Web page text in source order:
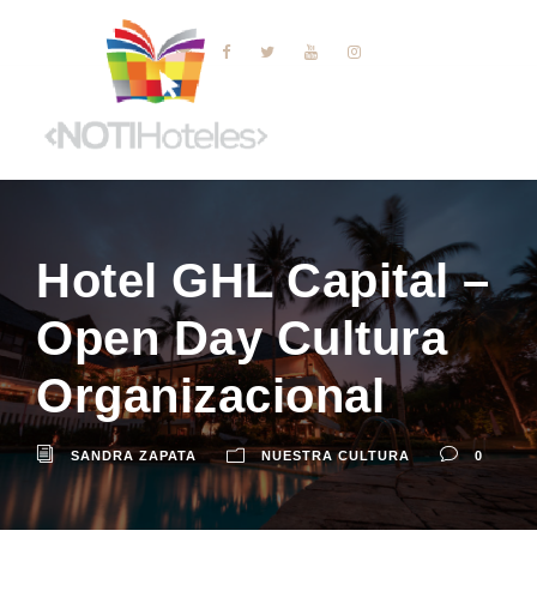
Hotel GHL Capital –
Open Day Cultura
Organizacional
SANDRA ZAPATA NUESTRA CULTURA 0